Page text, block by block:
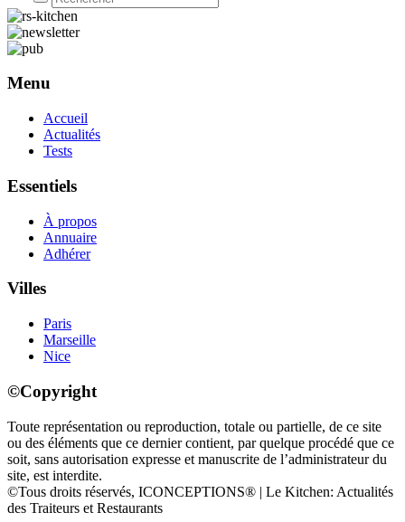
Menu
Accueil
Actualités
Tests
Essentiels
À propos
Annuaire
Adhérer
Villes
Paris
Marseille
Nice
©Copyright
Toute représentation ou reproduction, totale ou partielle, de ce site
ou des éléments que ce dernier contient, par quelque procédé que ce
soit, sans autorisation expresse et manuscrite de l’administrateur du
site, est interdite.
©Tous droits réservés, ICONCEPTIONS® | Le Kitchen: Actualités
des Traiteurs et Restaurants